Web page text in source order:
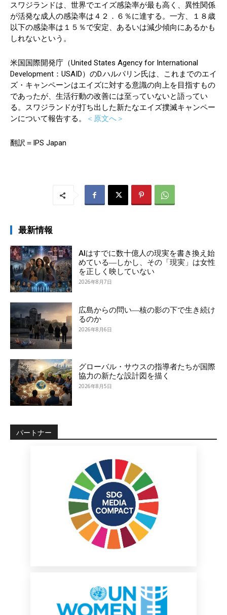
スワジランドは、世界でエイズ感染率が最も高く、異性関係
が活発な成人の感染率は４２．６％に達する。一方、１８歳
以下の感染率は１５％で安定、あるいは減少傾向にあるかも
しれないという。
米国国際開発庁（United States Agency for International
Development：USAID）のD.ハルパリン氏は、これまでのエイ
ズ・キャンペーンはエイズに対する意識の向上を目指すもの
であったが、生活行動の改善には至っていないと語ってい
る。スワジランドが打ち出した新たなエイズ撲滅キャンペー
ンについて報告する。
＜原文へ＞
翻訳＝IPS Japan
最新情報
AIはすでに数十億人の現実を書き換え始
めている―しかし、その「現実」は女性
を正しく映していない
2026年8月7日
広島からの問い―核の影の下で生き続け
るのか
2026年8月6日
グローバル・サウスの指導者たちが国際
協力の新たな設計図を描く
2026年8月5日
パートナー